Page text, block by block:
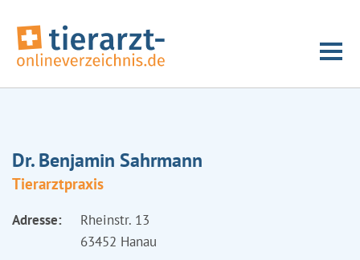
Dr. Benjamin Sahrmann
Tierarztpraxis
Adresse:
Rheinstr. 13
63452 Hanau